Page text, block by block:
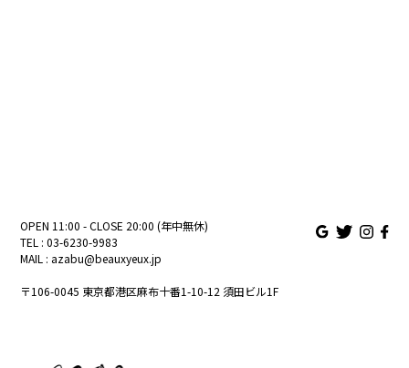
OPEN 11:00 - CLOSE 20:00 (年中無休)
TEL :03-6230-9983
MAIL : azabu@beauxyeux.jp
〒106-0045 東京都港区麻布十番1-10-12 須田ビル1F